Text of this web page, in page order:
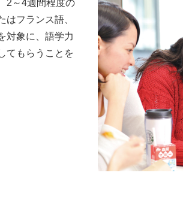
2～4週間程度の
フランス語、
対象に、語学力
てもらうことを